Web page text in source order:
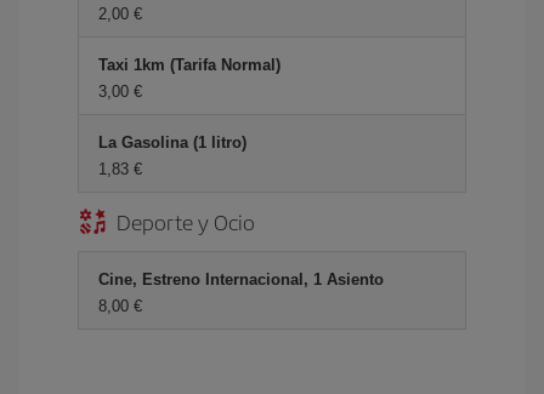
2,00 €
Taxi 1km (Tarifa Normal)
3,00 €
La Gasolina (1 litro)
1,83 €
Deporte y Ocio
Cine, Estreno Internacional, 1 Asiento
8,00 €